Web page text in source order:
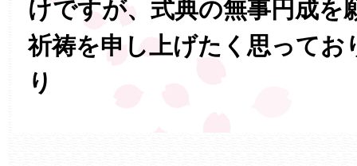
けですが、式典の無事円成を
祈祷を申し上げたく思ってお
り